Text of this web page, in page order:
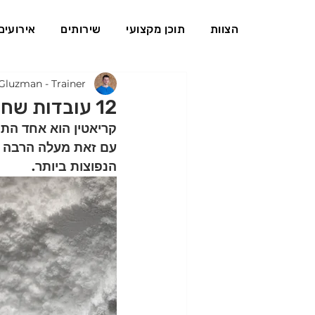
הצוות תוכן מקצועי שירותים
12 עובדות שחשוב לדעת על קריאטין (חלק 3)
- Trainer
קריאטין הוא אחד
עם זאת מעלה הרבה
הנפוצות ביותר.